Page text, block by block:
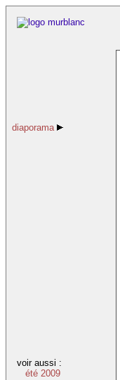
diaporama
voir aussi :
été 2009